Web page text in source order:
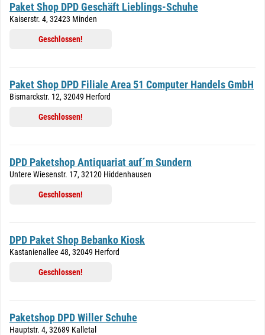
Paket Shop DPD Geschäft Lieblings-Schuhe
Kaiserstr. 4, 32423 Minden
Geschlossen!
Paket Shop DPD Filiale Area 51 Computer Handels GmbH
Bismarckstr. 12, 32049 Herford
Geschlossen!
DPD Paketshop Antiquariat auf´m Sundern
Untere Wiesenstr. 17, 32120 Hiddenhausen
Geschlossen!
DPD Paket Shop Bebanko Kiosk
Kastanienallee 48, 32049 Herford
Geschlossen!
Paketshop DPD Willer Schuhe
Hauptstr. 4, 32689 Kalletal